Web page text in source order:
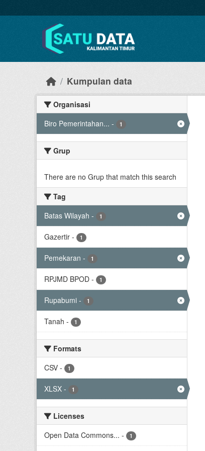
Kumpulan data
Organisasi
Biro Pemerintahan... - 1
Grup
There are no Grup that match this search
Tag
Batas Wilayah - 1
Gazertir - 1
Pemekaran - 1
RPJMD BPOD - 1
Rupabumi - 1
Tanah - 1
Formats
CSV - 1
XLSX - 1
Licenses
Open Data Commons... - 1